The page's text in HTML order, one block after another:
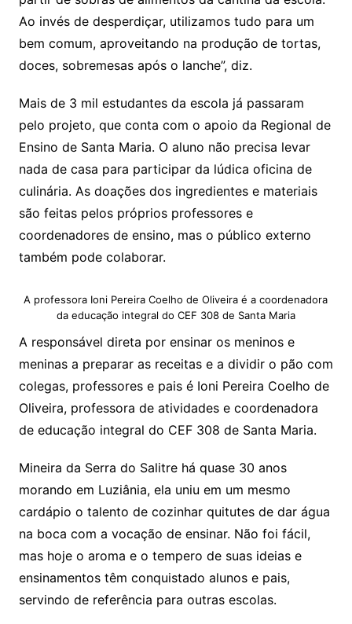
Ao invés de desperdiçar, utilizamos tudo para um
bem comum, aproveitando na produção de tortas,
doces, sobremesas após o lanche”, diz.
Mais de 3 mil estudantes da escola já passaram
pelo projeto, que conta com o apoio da Regional de
Ensino de Santa Maria. O aluno não precisa levar
nada de casa para participar da lúdica oficina de
culinária. As doações dos ingredientes e materiais
são feitas pelos próprios professores e
coordenadores de ensino, mas o público externo
também pode colaborar.
A professora Ioni Pereira Coelho de Oliveira é a coordenadora
da educação integral do CEF 308 de Santa Maria
A responsável direta por ensinar os meninos e
meninas a preparar as receitas e a dividir o pão com
colegas, professores e pais é Ioni Pereira Coelho de
Oliveira, professora de atividades e coordenadora
de educação integral do CEF 308 de Santa Maria.
Mineira da Serra do Salitre há quase 30 anos
morando em Luziânia, ela uniu em um mesmo
cardápio o talento de cozinhar quitutes de dar água
na boca com a vocação de ensinar. Não foi fácil,
mas hoje o aroma e o tempero de suas ideias e
ensinamentos têm conquistado alunos e pais,
servindo de referência para outras escolas.